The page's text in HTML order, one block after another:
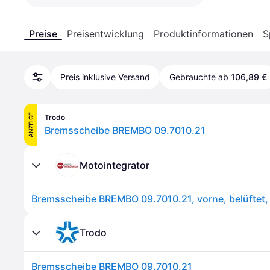
Preise Preisentwicklung Produktinformationen
Preis inklusive Versand Gebrauchte ab 106,89 €
ANZEIGE Trodo
Bremsscheibe BREMBO 09.7010.21
Motointegrator
Trodo
Bremsscheibe BREMBO 09.7010.21